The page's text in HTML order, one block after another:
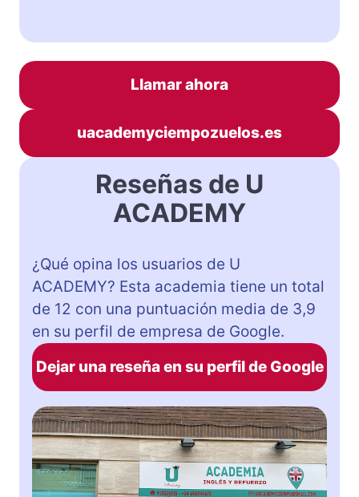
Llamar ahora
uacademyciempozuelos.es
Reseñas de U
ACADEMY
¿Qué opina los usuarios de U
ACADEMY? Esta academia tiene un total
de 12 con una puntuación media de 3,9
en su perfil de empresa de Google.
Dejar una reseña en su perfil de Google